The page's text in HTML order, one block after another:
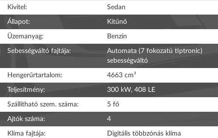
Kivitel: Sedan
Állapot: Kitűnő
Üzemanyag: Benzin
Sebességváltó fajtája:
Automata (7 fokozatú tiptronic)
sebességváltó
Hengerűrtartalom: 4663 cm³
Teljesítmény: 300 kW, 408 LE
Szállítható szem. száma: 5 fő
Ajtók száma: 4
Klíma fajtája: Digitális többzónás klíma